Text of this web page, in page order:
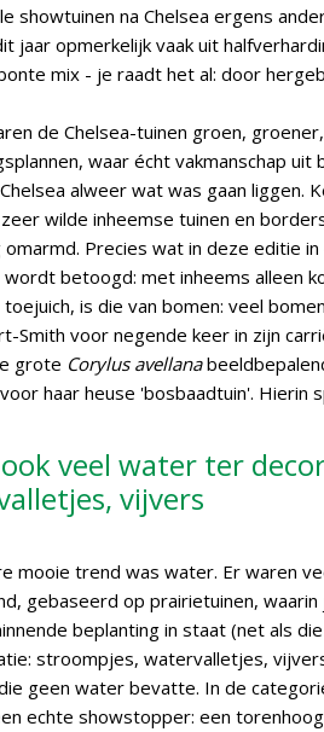
showtuinen na Chelsea ergens
jaar opmerkelijk vaak uit
mix - je raadt het al: door
de Chelsea-tuinen groen,
waar écht vakmanschap
alweer wat was gaan liggen.
wilde inheemse tuinen en
omarmd. Precies wat in deze editie
wordt betoogd: met inheems alleen
is die van bomen: veel
Smith voor negende keer in zijn
grote Corylus avellana
haar heuse 'bosbaadtuin'. Hierin
ook veel water ter
vijvers
mooie trend was water. Er waren
gebaseerd op prairietuinen,
beplanting in staat (net als
stroompjes, watervalletjes,
geen water bevatte. In de
echte showstopper: een